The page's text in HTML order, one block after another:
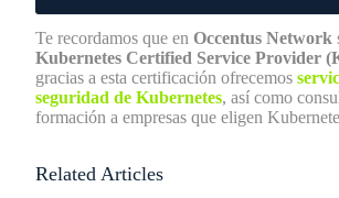
Te recordamos que en Occentus Network
Kubernetes Certified Service Provider
gracias a esta certificación ofrecemos
seguridad de Kubernetes, así como
formación a empresas que eligen
Related Articles